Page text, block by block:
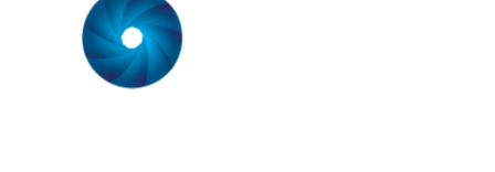
Plano de manutenção pmoc
Plano de manutenção preventiva ar condicionado split